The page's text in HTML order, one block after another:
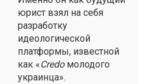
юрист взял на себя
разработку
идеологической
платформы, известной
как «Credoмолодого
украинца».